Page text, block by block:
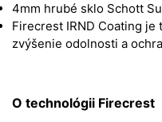
4mm hrubé sklo Schott
Firecrest IRND Coating
zvýšenie odolnosti a
O technológii Firecrest